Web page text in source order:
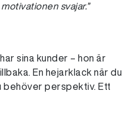
svajar.”
sina kunder – hon är
En hejarklack när du
behöver perspektiv. Ett